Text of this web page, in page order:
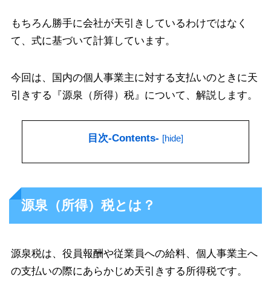
もちろん勝手に会社が天引きしているわけではなく
て、式に基づいて計算しています。
今回は、国内の個人事業主に対する支払いのときに天
引きする『源泉（所得）税』について、解説します。
目次-Contents- [hide]
源泉（所得）税とは？
源泉税は、役員報酬や従業員への給料、個人事業主へ
の支払いの際にあらかじめ天引きする所得税です。